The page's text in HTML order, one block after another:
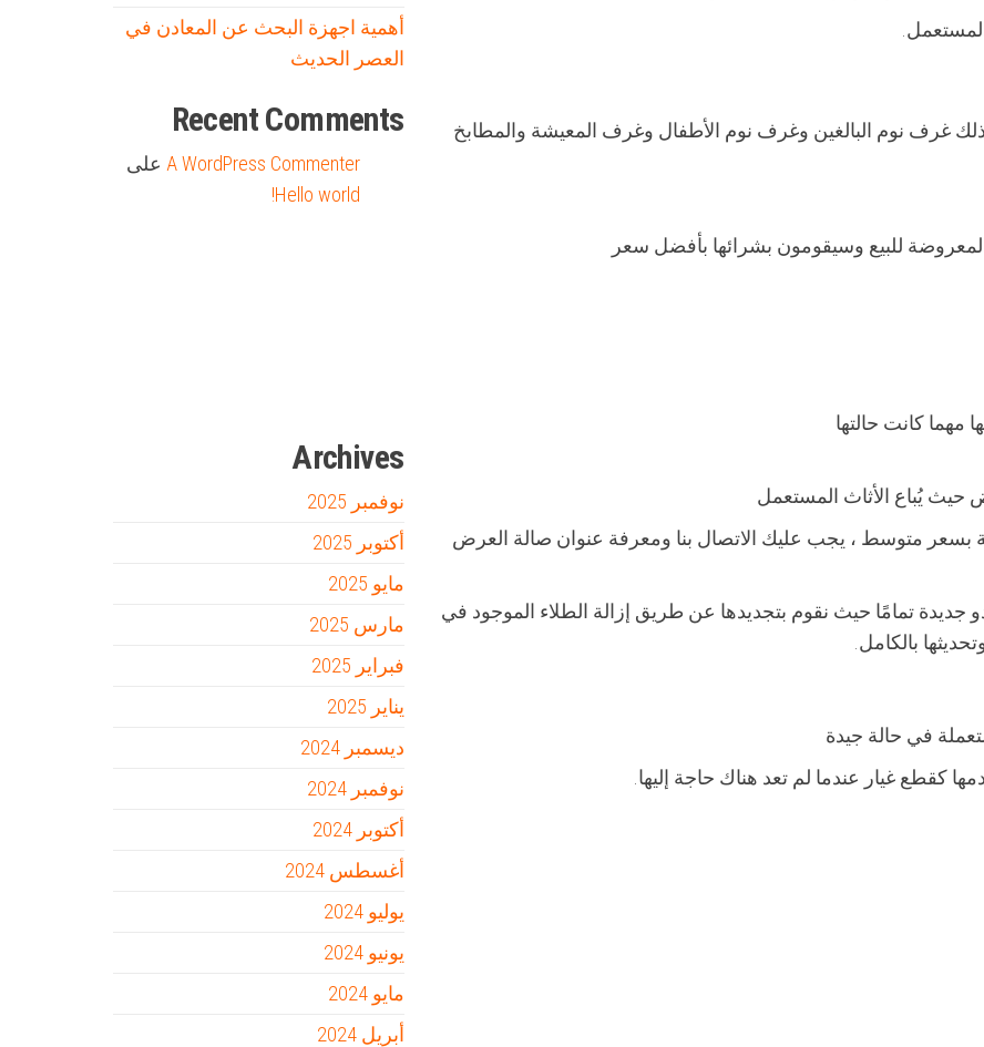
غرف نوم البالغين وغرف نوم الأطفال وغرف المعيشة والمطابخ
المعروضة للبيع وسيقومون بشرائها بأفضل سعر
مهما كانت حالتها
حيث يُباع الأثاث المستعمل
متوسط ​​، يجب عليك الاتصال بنا ومعرفة عنوان صالة العرض
تمامًا حيث نقوم بتجديدها عن طريق إزالة الطلاء الموجود في
بالكامل.
في حالة جيدة
كقطع غيار عندما لم تعد هناك حاجة إليها.
أهمية اجهزة البحث عن المعادن في
العصر الحديث
Recent Comments
A WordPress Commenter على
Hello world!
Archives
نوفمبر 2025
أكتوبر 2025
مايو 2025
مارس 2025
فبراير 2025
يناير 2025
ديسمبر 2024
نوفمبر 2024
أكتوبر 2024
أغسطس 2024
يوليو 2024
يونيو 2024
مايو 2024
أبريل 2024